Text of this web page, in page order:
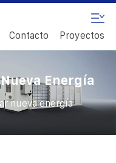
Contacto Proyectos
Energía
nueva energía